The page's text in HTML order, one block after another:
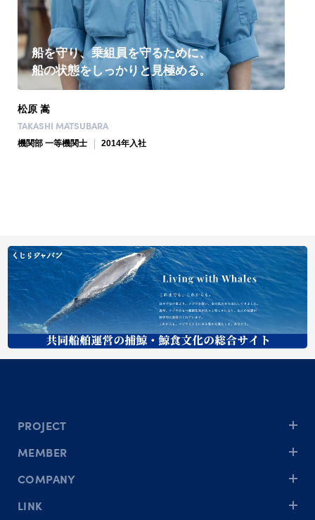
船を守り、乗組員を守るために、
船の状態をしっかりと見極める。
松原 嵩
TAKASHI MATSUBARA
機関部 一等機関士 2014年入社
PROJECT
MEMBER
COMPANY
LINK